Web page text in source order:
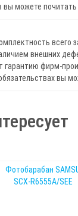
вы можете
внешних
фирм-
вы